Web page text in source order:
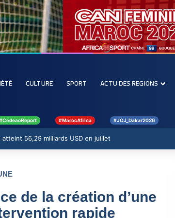
CULTURE SPORT ACTU DES REGIONS
#MarocAfrica #JOJ_Dakar2026
56,29 milliards USD en juillet
de la création d’une
rapide